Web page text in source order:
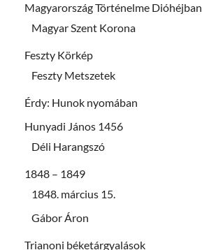
Magyarország Történelme Dióhéjban
Magyar Szent Korona
Feszty Körkép
Feszty Metszetek
Érdy: Hunok nyomában
Hunyadi János 1456
Déli Harangszó
1848 – 1849
1848. március 15.
Gábor Áron
Trianoni béketárgyalások